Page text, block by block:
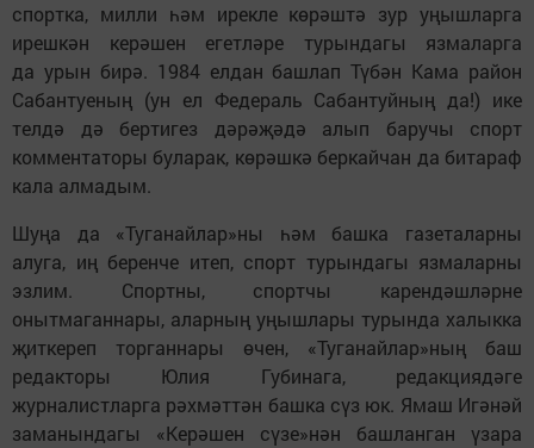
спортка, милли һәм ирекле көрәштә зур уңышларга
ирешкән керәшен егетләре турындагы язмаларга
да урын бирә. 1984 елдан башлап Түбән Кама район
Сабантуеның (ун ел Федераль Сабантуйның да!) ике
телдә дә бертигез дәрәҗәдә алып баручы спорт
комментаторы буларак, көрәшкә беркайчан да битараф
кала алмадым.
Шуңа да «Туганайлар»ны һәм башка газеталарны
алуга, иң беренче итеп, спорт турындагы язмаларны
эзлим. Спортны, спортчы карендәшләрне
онытмаганнары, аларның уңышлары турында халыкка
җиткереп торганнары өчен, «Туганайлар»ның баш
редакторы Юлия Губинага, редакциядәге
журналистларга рәхмәттән башка сүз юк. Ямаш Игәнәй
заманындагы «Керәшен сүзе»нән башланган үзара